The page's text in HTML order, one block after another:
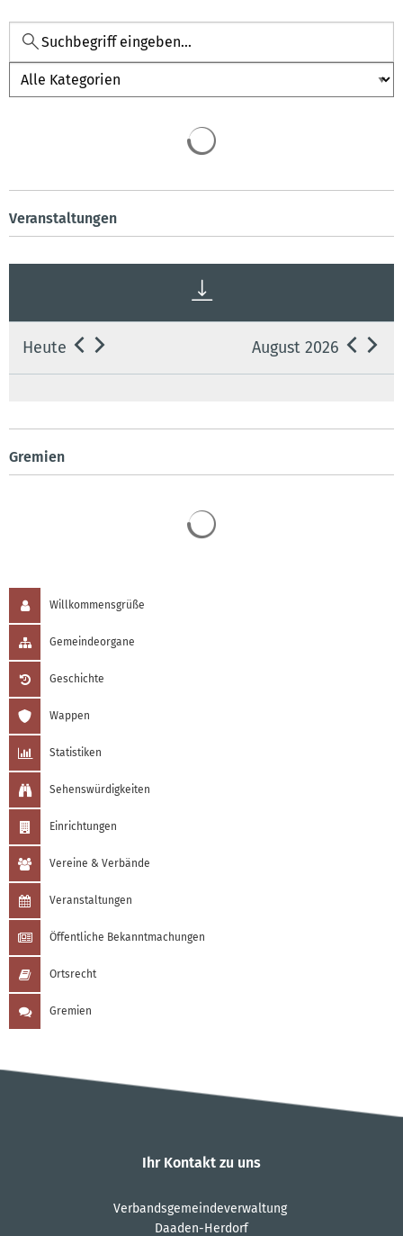
Kategorie
Veranstaltungen
Heute August 2026
Gremien
Willkommensgrüße
Gemeindeorgane
Geschichte
Wappen
Statistiken
Sehenswürdigkeiten
Einrichtungen
Vereine & Verbände
Veranstaltungen
Öffentliche Bekanntmachungen
Ortsrecht
Gremien
Ihr Kontakt zu uns
Verbandsgemeindeverwaltung
Daaden-Herdorf